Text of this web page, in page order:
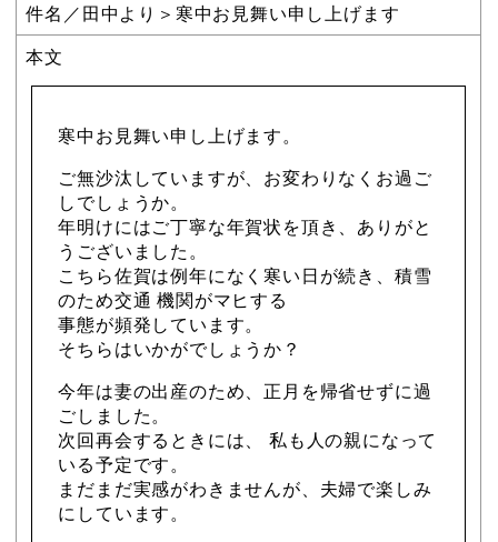
件名／田中より＞寒中お見舞い申し上げます
本文
寒中お見舞い申し上げます。
ご無沙汰していますが、お変わりなくお過ご
しでしょうか。
年明けにはご丁寧な年賀状を頂き、ありがと
うございました。
こちら佐賀は例年になく寒い日が続き、積雪
のため交通 機関がマヒする
事態が頻発しています。
そちらはいかがでしょうか？
今年は妻の出産のため、正月を帰省せずに過
ごしました。
次回再会するときには、 私も人の親になって
いる予定です。
まだまだ実感がわきませんが、夫婦で楽しみ
にしています。